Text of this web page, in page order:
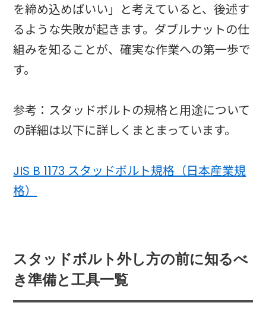
を締め込めばいい」と考えていると、後述す
るような失敗が起きます。ダブルナットの仕
組みを知ることが、確実な作業への第一歩で
す。
参考：スタッドボルトの規格と用途について
の詳細は以下に詳しくまとまっています。
JIS B 1173 スタッドボルト規格（日本産業規
格）
スタッドボルト外し方の前に知るべ
き準備と工具一覧